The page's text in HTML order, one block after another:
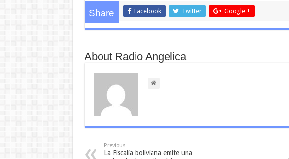
Share Facebook Twitter Google +
About Radio Angelica
Previous
La Fiscalía boliviana emite una